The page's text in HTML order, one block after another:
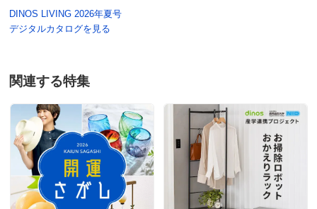
DINOS LIVING 2026年夏号
デジタルカタログを見る
関連する特集